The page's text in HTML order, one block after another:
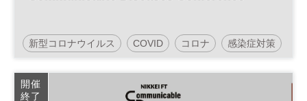
新型コロナウイルス COVID コロナ 感染症対策
国際会議
感染症
開催
終了